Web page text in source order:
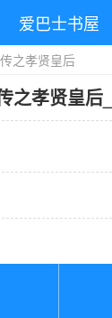
爱巴士书屋
之孝贤皇后
之孝贤皇后